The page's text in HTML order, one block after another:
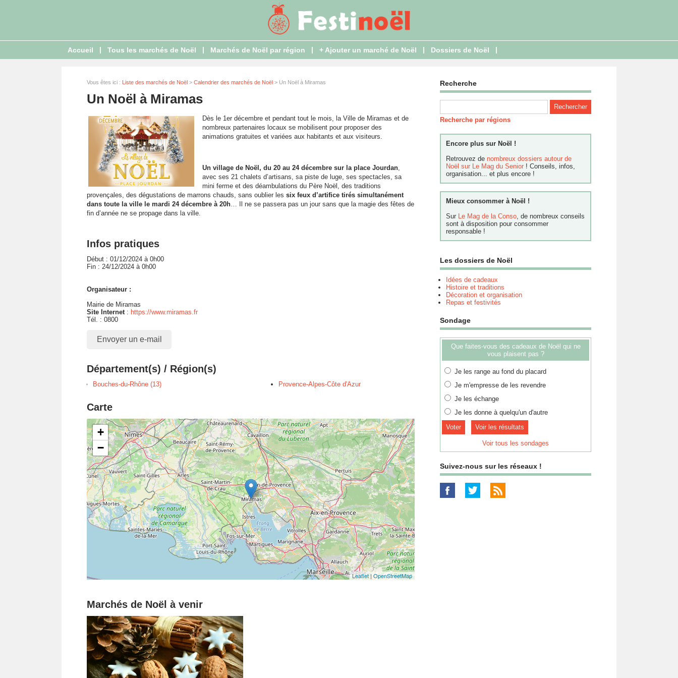
Accueil | Tous les marchés de Noël | Marchés de Noël par région | + Ajouter un marché de Noël | Dossiers de Noël |
Vous êtes ici : Liste des marchés de Noël > Calendrier des marchés de Noël > Un Noël à Miramas
Un Noël à Miramas
Dès le 1er décembre et pendant tout le mois, la Ville de Miramas et de
nombreux partenaires locaux se mobilisent pour proposer des
animations gratuites et variées aux habitants et aux visiteurs.
Un village de Noël, du 20 au 24 décembre sur la place Jourdan,
avec ses 21 chalets d’artisans, sa piste de luge, ses spectacles, sa
mini ferme et des déambulations du Père Noël, des traditions
provençales, des dégustations de marrons chauds, sans oublier les six feux d’artifice tirés simultanément
dans toute la ville le mardi 24 décembre à 20h… Il ne se passera pas un jour sans que la magie des fêtes de
fin d’année ne se propage dans la ville.
Infos pratiques
Début : 01/12/2024 à 0h00
Fin : 24/12/2024 à 0h00
Organisateur :
Mairie de Miramas
Site Internet: https://www.miramas.fr
Tél. : 0800
Envoyer un e-mail
Département(s) / Région(s)
Bouches-du-Rhône (13) Provence-Alpes-Côte d'Azur
Carte
+
−
Leaflet|OpenStreetMap
Marchés de Noël à venir
Recherche
Recherche par régions
Encore plus sur Noël !
Retrouvez de nombreux dossiers autour de
Noël sur Le Mag du Senior ! Conseils, infos,
organisation... et plus encore !
Mieux consommer à Noël !
Sur Le Mag de la Conso, de nombreux conseils
sont à disposition pour consommer
responsable !
Les dossiers de Noël
Idées de cadeaux
Histoire et traditions
Décoration et organisation
Repas et festivités
Sondage
Que faites-vous des cadeaux de Noël qui ne
vous plaisent pas ?
Je les range au fond du placard
Je m'empresse de les revendre
Je les échange
Je les donne à quelqu'un d'autre
Voir les résultats
Voir tous les sondages
Suivez-nous sur les réseaux !